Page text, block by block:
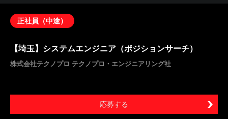
正社員（中途）
【埼玉】システムエンジニア（ポジションサーチ）
株式会社テクノプロ テクノプロ・エンジニアリング社
応募する